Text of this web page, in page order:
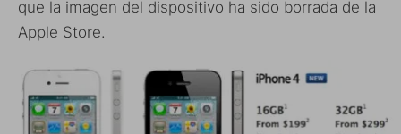
que la imagen del dispositivo ha sido borrada de la
Apple Store.